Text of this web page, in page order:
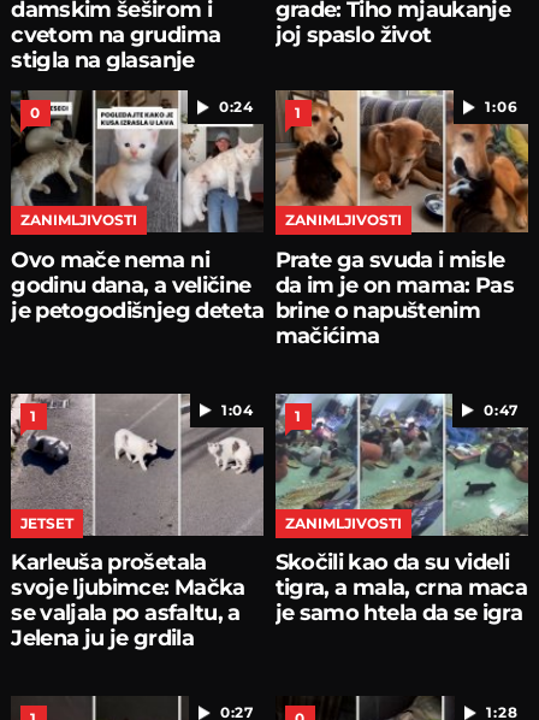
damskim šeširom i
cvetom na grudima
stigla na glasanje
grade: Tiho mjaukanje
joj spaslo život
0:24
0
ZANIMLJIVOSTI
Ovo mače nema ni
godinu dana, a veličine
je petogodišnjeg deteta
1:06
1
ZANIMLJIVOSTI
Prate ga svuda i misle
da im je on mama: Pas
brine o napuštenim
mačićima
1:04
1
JETSET
Karleuša prošetala
svoje ljubimce: Mačka
se valjala po asfaltu, a
Jelena ju je grdila
0:47
1
ZANIMLJIVOSTI
Skočili kao da su videli
tigra, a mala, crna maca
je samo htela da se igra
0:27 1:28